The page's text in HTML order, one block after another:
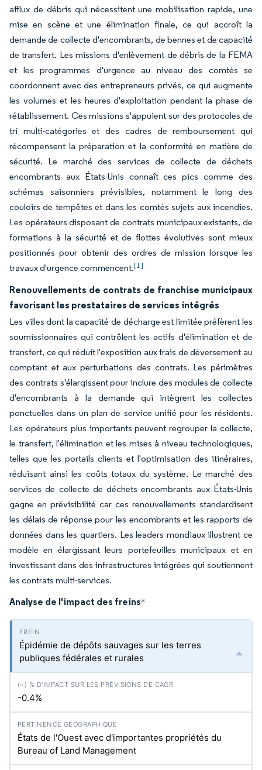
afflux de débris qui nécessitent une mobilisation rapide, une
mise en scène et une élimination finale, ce qui accroît la
demande de collecte d'encombrants, de bennes et de capacité
de transfert. Les missions d'enlèvement de débris de la FEMA
et les programmes d'urgence au niveau des comtés se
coordonnent avec des entrepreneurs privés, ce qui augmente
les volumes et les heures d'exploitation pendant la phase de
rétablissement. Ces missions s'appuient sur des protocoles de
tri multi-catégories et des cadres de remboursement qui
récompensent la préparation et la conformité en matière de
sécurité. Le marché des services de collecte de déchets
encombrants aux États-Unis connaît ces pics comme des
schémas saisonniers prévisibles, notamment le long des
couloirs de tempêtes et dans les comtés sujets aux incendies.
Les opérateurs disposant de contrats municipaux existants, de
formations à la sécurité et de flottes évolutives sont mieux
positionnés pour obtenir des ordres de mission lorsque les
travaux d'urgence commencent.[1]
Renouvellements de contrats de franchise municipaux
favorisant les prestataires de services intégrés
Les villes dont la capacité de décharge est limitée préfèrent les
soumissionnaires qui contrôlent les actifs d'élimination et de
transfert, ce qui réduit l'exposition aux frais de déversement au
comptant et aux perturbations des contrats. Les périmètres
des contrats s'élargissent pour inclure des modules de collecte
d'encombrants à la demande qui intègrent les collectes
ponctuelles dans un plan de service unifié pour les résidents.
Les opérateurs plus importants peuvent regrouper la collecte,
le transfert, l'élimination et les mises à niveau technologiques,
telles que les portails clients et l'optimisation des itinéraires,
réduisant ainsi les coûts totaux du système. Le marché des
services de collecte de déchets encombrants aux États-Unis
gagne en prévisibilité car ces renouvellements standardisent
les délais de réponse pour les encombrants et les rapports de
données dans les quartiers. Les leaders mondiaux illustrent ce
modèle en élargissant leurs portefeuilles municipaux et en
investissant dans des infrastructures intégrées qui soutiennent
les contrats multi-services.
Analyse de l'impact des freins*
Épidémie de dépôts sauvages sur les terres
publiques fédérales et rurales
-0.4%
États de l'Ouest avec d'importantes propriétés du
Bureau of Land Management